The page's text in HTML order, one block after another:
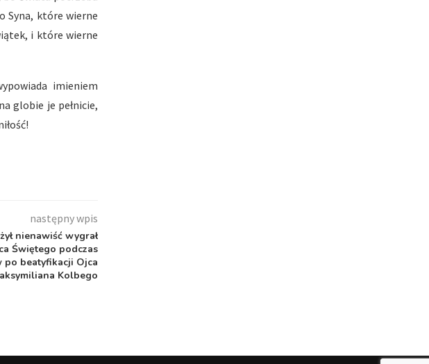
Syna, które wierne
i które wierne
imieniem
globie je pełnicie,
następny wpis
nienawiść wygrał
Świętego podczas
po beatyfikacji Ojca
Kolbego